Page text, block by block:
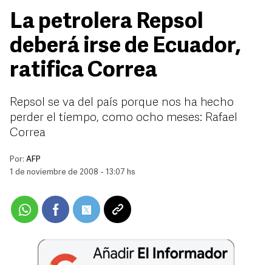
La petrolera Repsol
deberá irse de Ecuador,
ratifica Correa
Repsol se va del país porque nos ha hecho
perder el tiempo, como ocho meses: Rafael
Correa
Por: AFP
1 de noviembre de 2008 - 13:07 hs